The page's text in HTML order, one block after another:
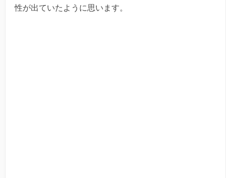
性が出ていたように思います。